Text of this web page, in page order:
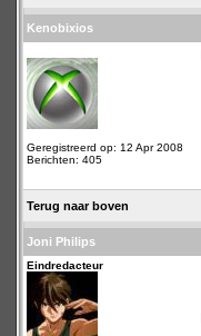
Kenobixios
Geregistreerd op: 12 Apr 2008
Berichten: 405
Terug naar boven
Joni Philips
Eindredacteur